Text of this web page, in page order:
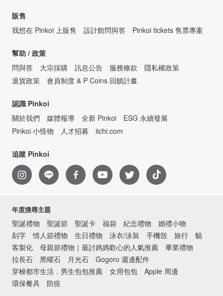
販售
我想在 Pinkoi 上販售
設計館問與答 Pinkoi tickets 售票專案
幫助 / 政策
問與答
大宗採購 訊息公告 服務條款
隱私權政策
退貨政策
會員制度 & P Coins 回饋計畫
認識 Pinkoi
關於我們
媒體報導 全新 Pinkoi
ESG 永續發展
Pinkoi 小怪物
人才招募 iichi.com
追蹤 Pinkoi
年度搜尋主題
聖誕禮物 聖誕節 聖誕卡 福袋 紀念禮物
婚禮小物
刻字
情人節禮物 生日禮物 泳衣/泳裝 手機殼 旅行
貓
客製化
母親節禮物｜最討媽媽歡心的人氣推薦
畢業禮物
拉長石
黑曜石 月光石
Gogoro 週邊配件
穿梭都市生活．男生包包推薦
女用包包
Apple 周邊
環保餐具
防疫